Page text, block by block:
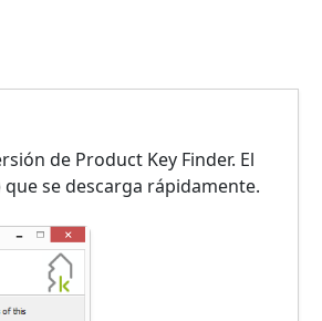
de Product Key Finder. El
se descarga rápidamente.